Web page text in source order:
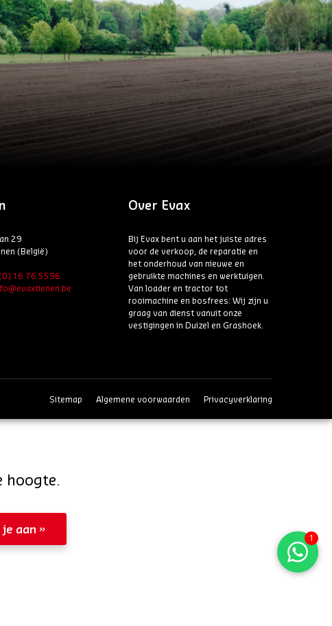
29
(België)
16 76 5596
Over Evax
Bij Evax bent u aan het juiste adres
voor de verkoop, de reparatie en
het onderhoud van nieuwe en
gebruikte machines en werktuigen.
Van loader en tractor tot
rooimachine en bosfrees: Wij zijn u
graag van dienst vanuit onze
vestigingen in Duizel en Grashoek.
Sitemap Algemene voorwaarden Privacyverklaring
je aan